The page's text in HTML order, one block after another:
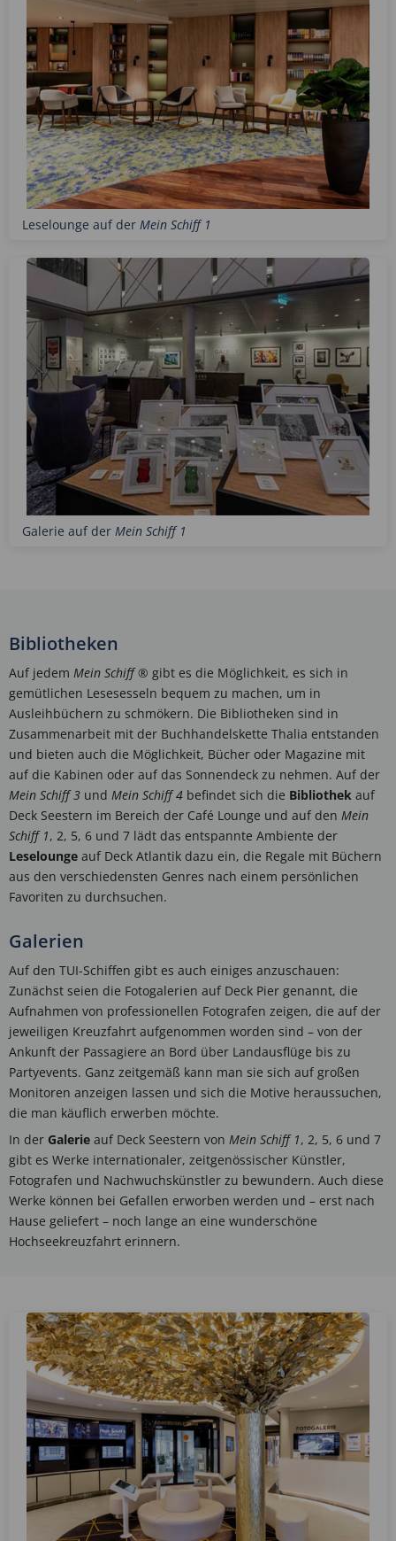
Leselounge auf der Mein Schiff 1
Galerie auf der Mein Schiff 1
Bibliotheken
Auf jedem Mein Schiff® gibt es die Möglichkeit, es sich in
gemütlichen Lesesesseln bequem zu machen, um in
Ausleihbüchern zu schmökern. Die Bibliotheken sind in
Zusammenarbeit mit der Buchhandelskette Thalia entstanden
und bieten auch die Möglichkeit, Bücher oder Magazine mit
auf die Kabinen oder auf das Sonnendeck zu nehmen. Auf der
Mein Schiff 3 und Mein Schiff 4 befindet sich die Bibliothek auf
Deck Seestern im Bereich der Café Lounge und auf den Mein
Schiff 1, 2, 5, 6 und 7 lädt das entspannte Ambiente der
Leselounge auf Deck Atlantik dazu ein, die Regale mit Büchern
aus den verschiedensten Genres nach einem persönlichen
Favoriten zu durchsuchen.
Galerien
Auf den TUI-Schiffen gibt es auch einiges anzuschauen:
Zunächst seien die Fotogalerien auf Deck Pier genannt, die
Aufnahmen von professionellen Fotografen zeigen, die auf der
jeweiligen Kreuzfahrt aufgenommen worden sind – von der
Ankunft der Passagiere an Bord über Landausflüge bis zu
Partyevents. Ganz zeitgemäß kann man sie sich auf großen
Monitoren anzeigen lassen und sich die Motive heraussuchen,
die man käuflich erwerben möchte.
In der Galerie auf Deck Seestern von Mein Schiff 1, 2, 5, 6 und 7
gibt es Werke internationaler, zeitgenössischer Künstler,
Fotografen und Nachwuchskünstler zu bewundern. Auch diese
Werke können bei Gefallen erworben werden und – erst nach
Hause geliefert – noch lange an eine wunderschöne
Hochseekreuzfahrt erinnern.